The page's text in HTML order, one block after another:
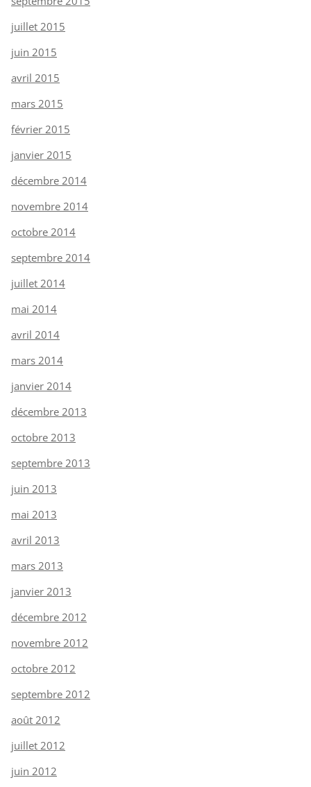
juillet 2015
juin 2015
avril 2015
mars 2015
février 2015
janvier 2015
décembre 2014
novembre 2014
octobre 2014
septembre 2014
juillet 2014
mai 2014
avril 2014
mars 2014
janvier 2014
décembre 2013
octobre 2013
septembre 2013
juin 2013
mai 2013
avril 2013
mars 2013
janvier 2013
décembre 2012
novembre 2012
octobre 2012
septembre 2012
août 2012
juillet 2012
juin 2012